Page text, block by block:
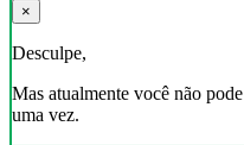
×
Desculpe,
Mas atualmente você não
uma vez.